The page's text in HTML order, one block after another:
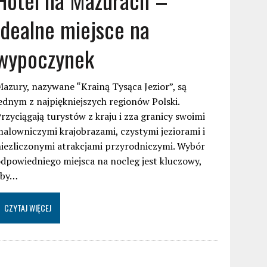
miejsce na
nazywane “Krainą Tysąca Jezior”, są
z najpiękniejszych regionów Polski.
turystów z kraju i zza granicy swoimi
krajobrazami, czystymi jeziorami i
atrakcjami przyrodniczymi. Wybór
miejsca na nocleg jest kluczowy,
CZYTAJ WIĘCEJ